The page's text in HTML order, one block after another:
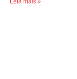
Leia mais »